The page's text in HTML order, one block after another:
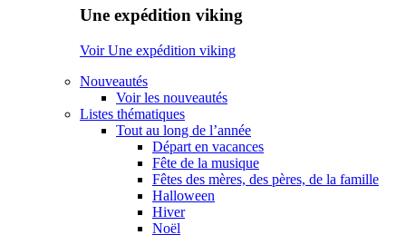
Une expédition viking
Voir Une expédition viking
Nouveautés
Voir les nouveautés
Listes thématiques
Tout au long de l’année
Départ en vacances
Fête de la musique
Fêtes des mères, des pères, de la famille
Halloween
Hiver
Noël